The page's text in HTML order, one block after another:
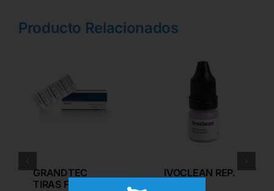
Producto Relacionados
GRANDTEC
TIRAS FIBRA DE
IVOCLEAN REP.